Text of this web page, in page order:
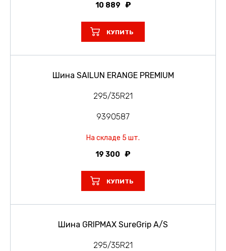
10 889
КУПИТЬ
Шина SAILUN ERANGE PREMIUM
295/35R21
9390587
На складе 5 шт.
19 300
КУПИТЬ
Шина GRIPMAX SureGrip A/S
295/35R21